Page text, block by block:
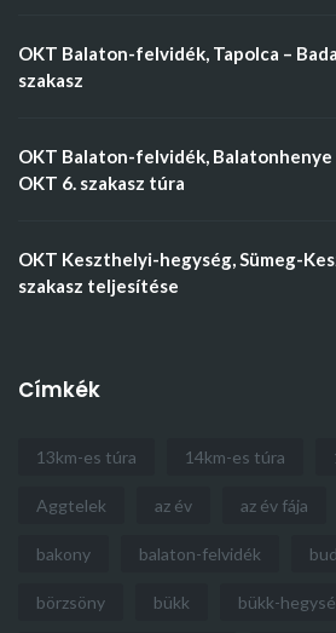
OKT Balaton-felvidék, Tapolca –
szakasz
OKT Balaton-felvidék, Balatonhenye
OKT 6. szakasz túra
OKT Keszthelyi-hegység, Sümeg-
szakasz teljesítése
Címkék
13km-es túra 14km-es túra
Aggtelek az év az év fája
bakony balaton-felvidék
börzsöny bükk bükk-